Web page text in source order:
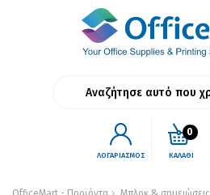
ΛΟΓΑΡΙΑΣΜΟΣ ΚΑΛΑΘΙ
0